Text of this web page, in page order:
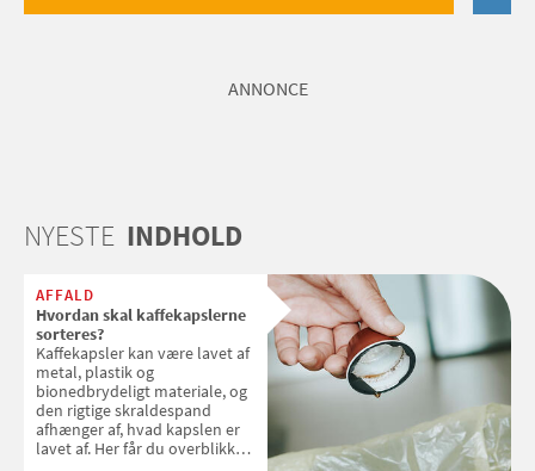
ANNONCE
NYESTE INDHOLD
AFFALD
Hvordan skal kaffekapslerne
sorteres?
Kaffekapsler kan være lavet af
metal, plastik og
bionedbrydeligt materiale, og
den rigtige skraldespand
afhænger af, hvad kapslen er
lavet af. Her får du overblikket